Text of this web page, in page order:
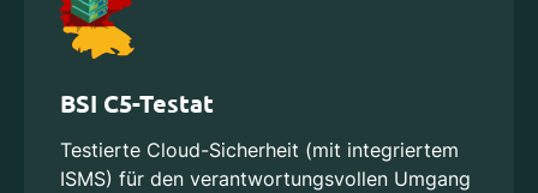
BSI C5-Testat
Testierte Cloud-Sicherheit (mit integriertem
ISMS) für den verantwortungsvollen Umgang